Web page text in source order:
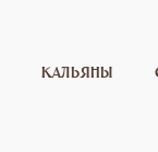
КАЛЬЯНЫ